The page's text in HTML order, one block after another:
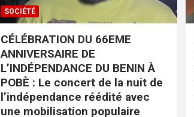
SOCIÉTÉ
CÉLÉBRATION DU 66EME
ANNIVERSAIRE DE
L’INDÉPENDANCE DU BENIN À
POBÈ : Le concert de la nuit de
l’indépendance réédité avec
une mobilisation populaire